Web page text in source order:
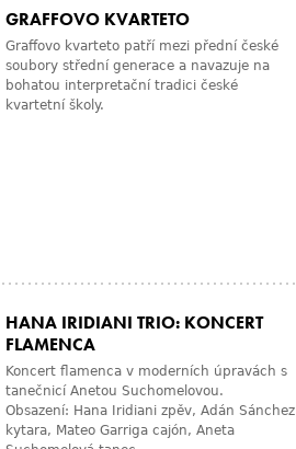
GRAFFOVO KVARTETO
Graffovo kvarteto patří mezi přední české
soubory střední generace a navazuje na
bohatou interpretační tradici české
kvartetní školy.
HANA IRIDIANI TRIO: KONCERT
FLAMENCA
Koncert flamenca v moderních úpravách s
tanečnicí Anetou Suchomelovou.
Obsazení: Hana Iridiani zpěv, Adán Sánchez
kytara, Mateo Garriga cajón, Aneta